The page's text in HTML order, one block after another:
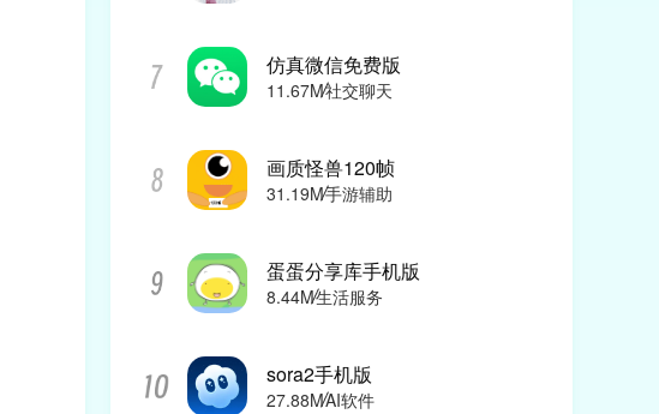
仿真微信免费版
11.67M社交聊天
画质怪兽120帧
31.19M手游辅助
蛋蛋分享库手机版
8.44M生活服务
sora2手机版
27.88MAI软件